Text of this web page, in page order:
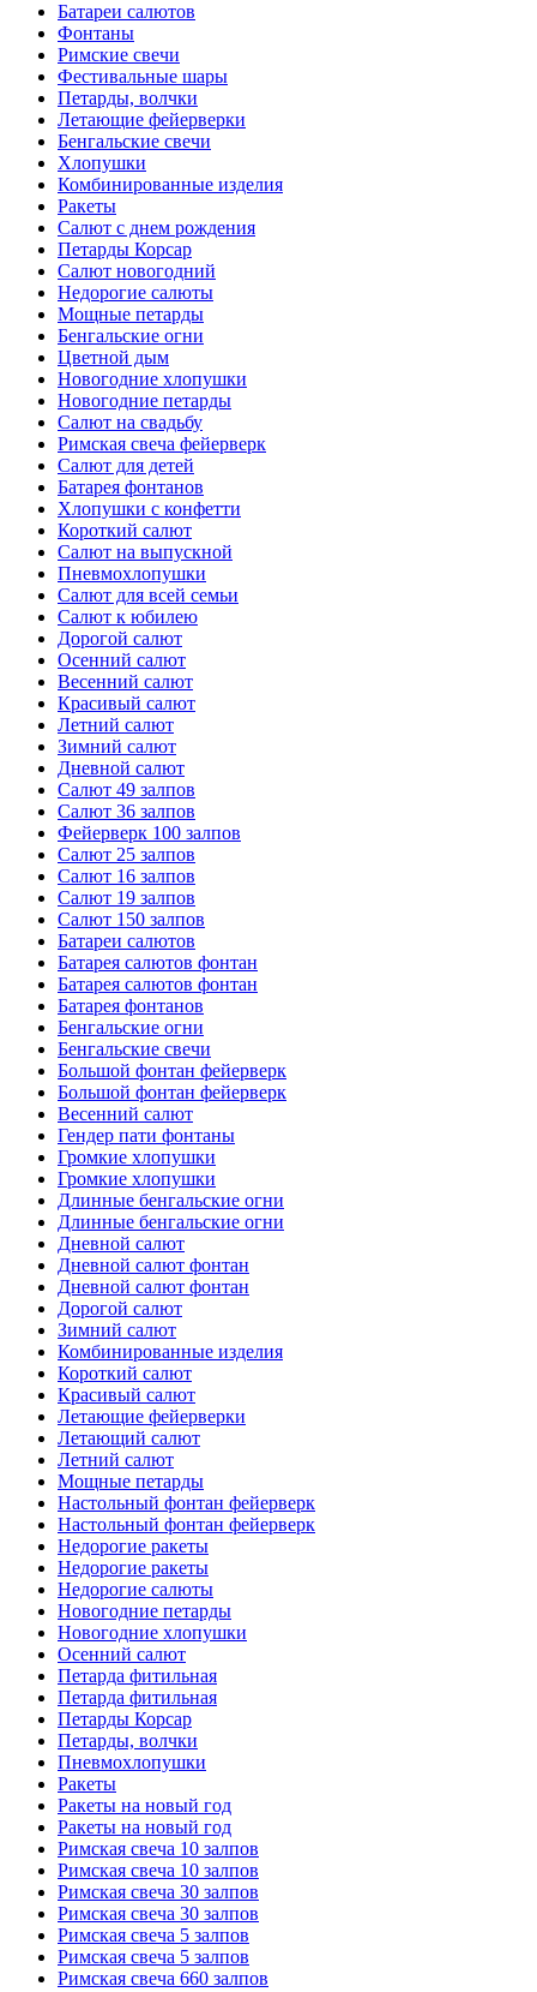
Батареи салютов
Фонтаны
Римские свечи
Фестивальные шары
Петарды, волчки
Летающие фейерверки
Бенгальские свечи
Хлопушки
Комбинированные изделия
Ракеты
Салют с днем рождения
Петарды Корсар
Салют новогодний
Недорогие салюты
Мощные петарды
Бенгальские огни
Цветной дым
Новогодние хлопушки
Новогодние петарды
Салют на свадьбу
Римская свеча фейерверк
Салют для детей
Батарея фонтанов
Хлопушки с конфетти
Короткий салют
Салют на выпускной
Пневмохлопушки
Салют для всей семьи
Салют к юбилею
Дорогой салют
Осенний салют
Весенний салют
Красивый салют
Летний салют
Зимний салют
Дневной салют
Салют 49 залпов
Салют 36 залпов
Фейерверк 100 залпов
Салют 25 залпов
Салют 16 залпов
Салют 19 залпов
Салют 150 залпов
Батареи салютов
Батарея салютов фонтан
Батарея салютов фонтан
Батарея фонтанов
Бенгальские огни
Бенгальские свечи
Большой фонтан фейерверк
Большой фонтан фейерверк
Весенний салют
Гендер пати фонтаны
Громкие хлопушки
Громкие хлопушки
Длинные бенгальские огни
Длинные бенгальские огни
Дневной салют
Дневной салют фонтан
Дневной салют фонтан
Дорогой салют
Зимний салют
Комбинированные изделия
Короткий салют
Красивый салют
Летающие фейерверки
Летающий салют
Летний салют
Мощные петарды
Настольный фонтан фейерверк
Настольный фонтан фейерверк
Недорогие ракеты
Недорогие ракеты
Недорогие салюты
Новогодние петарды
Новогодние хлопушки
Осенний салют
Петарда фитильная
Петарда фитильная
Петарды Корсар
Петарды, волчки
Пневмохлопушки
Ракеты
Ракеты на новый год
Ракеты на новый год
Римская свеча 10 залпов
Римская свеча 10 залпов
Римская свеча 30 залпов
Римская свеча 30 залпов
Римская свеча 5 залпов
Римская свеча 5 залпов
Римская свеча 660 залпов